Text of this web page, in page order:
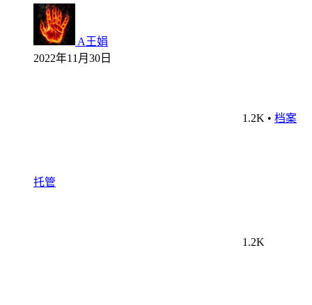
A王娟
2022年11月30日
1.2K • 档案
托管
1.2K